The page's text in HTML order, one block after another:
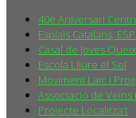
40è Aniversari
Esplais Catalans,
Casal de Joves Queix
Escola Lliure el Sol
Moviment Laic i
Associació de Veïns
Projecte Localitza’t